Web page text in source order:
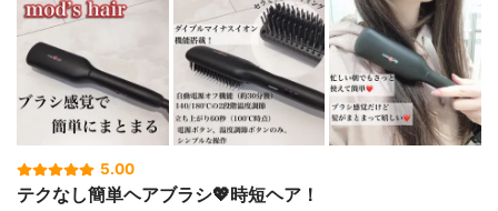
5.00
テクなし簡単ヘアブラシ💖時短ヘア！